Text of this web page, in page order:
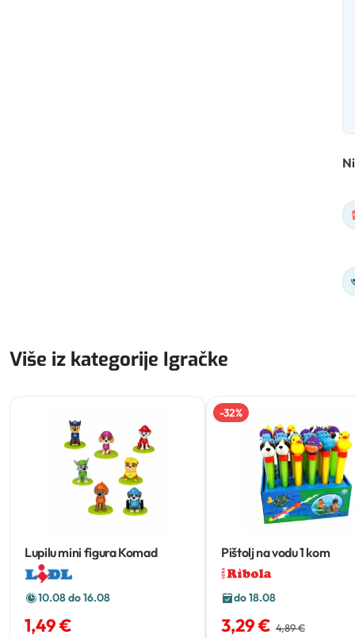
Više iz kategorije Igračke
Lupilu mini figuraKomad
10.08 do 16.08
1,49 €
-32%
Pištolj na vodu1 kom
do 18.08
3,29 € 4,89 €